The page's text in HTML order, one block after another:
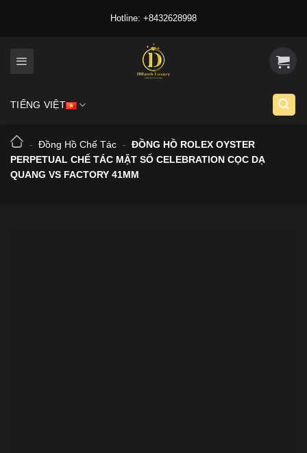
Hotline: +8432628998
TIẾNG VIỆT
- Đồng Hồ Chế Tác - ĐỒNG HỒ ROLEX OYSTER
PERPETUAL CHẾ TÁC MẶT SỐ CELEBRATION CỌC DẠ
QUANG VS FACTORY 41MM